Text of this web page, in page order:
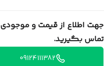
جهت اطلاع از قیمت و موجودی
تماس بگیرید.
09124111382